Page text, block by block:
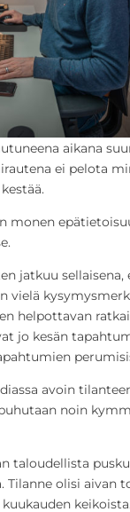
aikana
ei pelota
monen
jatkuu sellaisena,
vielä
helpottavan
jo kesän
avoin
noin
taloudellista
Tilanne olisi aivan
keikoista.